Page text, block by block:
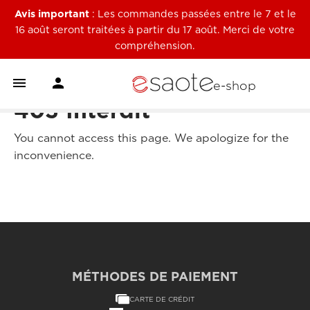
Avis important: Les commandes passées entre le 7 et le
16 août seront traitées à partir du 17 août. Merci de votre
compréhension.
  e-shop
403 Interdit
You cannot access this page. We apologize for the
inconvenience.
MÉTHODES DE PAIEMENT
CARTE DE CRÉDIT